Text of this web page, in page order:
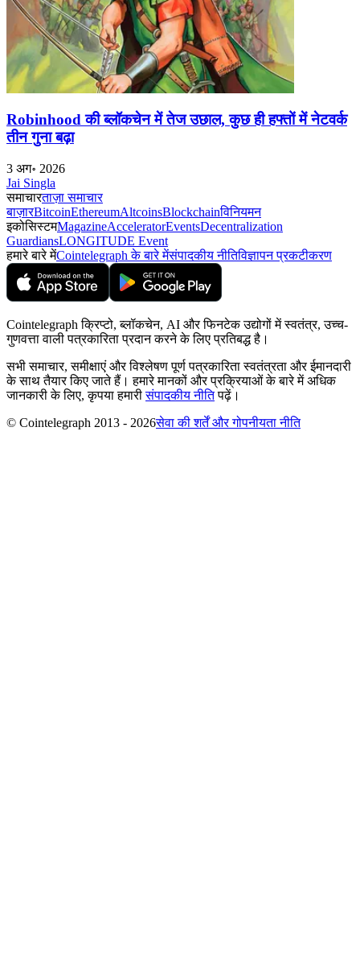
Robinhood की ब्लॉकचेन में तेज उछाल, कुछ ही हफ्तों में नेटवर्क
तीन गुना बढ़ा
3 अग॰ 2026
Jai Singla
समाचारताज़ा समाचार
बाज़ारBitcoinEthereumAltcoinsBlockchainविनियमन
इकोसिस्टमMagazineAcceleratorEventsDecentralization
GuardiansLONGITUDE Event
हमारे बारे मेंCointelegraph के बारे मेंसंपादकीय नीतिविज्ञापन प्रकटीकरण
Cointelegraph क्रिप्टो, ब्लॉकचेन, AI और फिनटेक उद्योगों में स्वतंत्र, उच्च-
गुणवत्ता वाली पत्रकारिता प्रदान करने के लिए प्रतिबद्ध है।
सभी समाचार, समीक्षाएं और विश्लेषण पूर्ण पत्रकारिता स्वतंत्रता और ईमानदारी
के साथ तैयार किए जाते हैं। हमारे मानकों और प्रक्रियाओं के बारे में अधिक
जानकारी के लिए, कृपया हमारीसंपादकीय नीतिपढ़ें।
© Cointelegraph 2013 - 2026सेवा की शर्तें और गोपनीयता नीति